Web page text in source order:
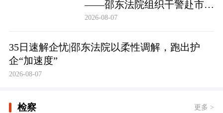
——邵东法院组织干警赴市禁
毒教育基地参观学习
2026-08-07
35日速解企忧|邵东法院以柔性调解，跑出护
企“加速度”
2026-08-07
检察 更多 >